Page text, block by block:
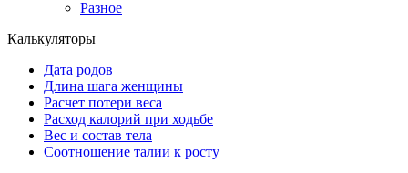
Разное
Калькуляторы
Дата родов
Длина шага женщины
Расчет потери веса
Расход калорий при ходьбе
Вес и состав тела
Соотношение талии к росту